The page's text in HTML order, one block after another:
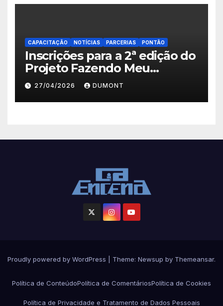
CAPACITAÇÃO NOTÍCIAS PARCERIAS PONTÃO
Inscrições para a 2ª edição do
Projeto Fazendo Meu
Primeiro Filme em Nova
Iguaçu
27/04/2026 DUMONT
Proudly powered by WordPress Theme: Newsup by Themeansar.
Política de ConteúdoPolítica de ComentáriosPolítica de Cookies
Política de Privacidade e Tratamento de Dados Pessoais